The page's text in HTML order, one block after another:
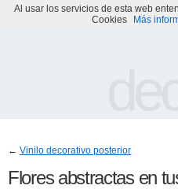
Portada
← Vinilo decorativo posterior
Flores abstractas en
Al usar los servicios de esta web
Cookies
Más